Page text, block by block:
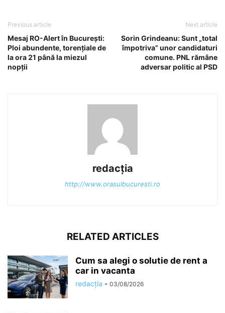
Previous article
Mesaj RO-Alert în București:
Ploi abundente, torențiale de
la ora 21 până la miezul
nopții
Next article
Sorin Grindeanu: Sunt „total
împotriva” unor candidaturi
comune. PNL rămâne
adversar politic al PSD
redacția
http://www.orasulbucuresti.ro
RELATED ARTICLES
Cum sa alegi o solutie de rent a
car in vacanta
redacția - 03/08/2026